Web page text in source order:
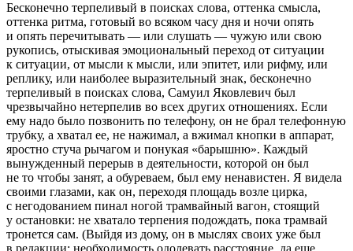
Бесконечно терпеливый в поисках слова, оттенка смысла,
оттенка ритма, готовый во всяком часу дня и ночи опять
и опять перечитывать — или слушать — чужую или свою
рукопись, отыскивая эмоциональный переход от ситуации
к ситуации, от мысли к мысли, или эпитет, или рифму, или
реплику, или наиболее выразительный знак, бесконечно
терпеливый в поисках слова, Самуил Яковлевич был
чрезвычайно нетерпелив во всех других отношениях. Если
ему надо было позвонить по телефону, он не брал телефонную
трубку, а хватал ее, не нажимал, а вжимал кнопки в аппарат,
яростно стуча рычагом и понукая «барышню». Каждый
вынужденный перерыв в деятельности, которой он был
не то чтобы занят, а обуреваем, был ему ненавистен. Я видела
своими глазами, как он, переходя площадь возле цирка,
с негодованием пинал ногой трамвайный вагон, стоящий
у остановки: не хватало терпения подождать, пока трамвай
тронется сам. (Выйдя из дому, он в мыслях своих уже был